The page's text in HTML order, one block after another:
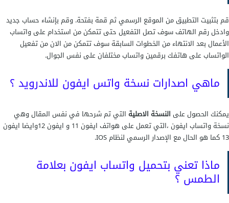
قم بتثبيت التطبيق من الموقع الرسمي ثم قمة بفتحة. وقم بإنشاء حساب جديد
وادخل رقم الهاتف سوف تصل التفعيل حتى تتمكن من استخدام على واتساب
الأعمال بعد الانتهاء من الخطوات السابقة سوف تتمكن من الان من تفعيل
الواتساب على هاتفك برقمين واتساب مختلفان على نفس الجوال.
ماهي اصدارات نسخة واتس ايفون للاندرويد ؟
يمكنك الحصول على النسخة الاصلية التي تم شرحها في نفس المقال وهي
نسخة واتساب ايفون ،التي تعمل على هواتف ايفون 11 و ايفون 12وايضا ايفون
13 كما هو الحال مع الإصدار الرسمي لنظام IOS.
ماذا تعني بتحميل واتساب ايفون بعلامة
الطمس ؟